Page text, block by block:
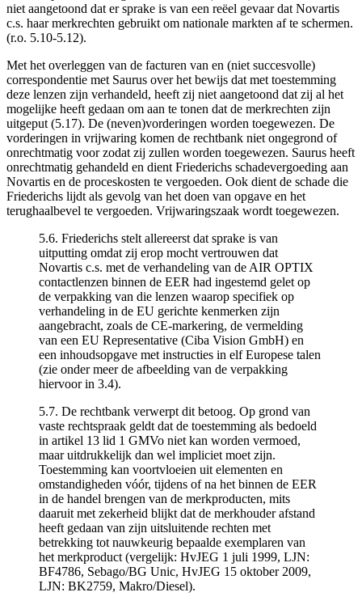
niet aangetoond dat er sprake is van een reëel gevaar dat Novartis
c.s. haar merkrechten gebruikt om nationale markten af te schermen.
(r.o. 5.10-5.12).
Met het overleggen van de facturen van en (niet succesvolle)
correspondentie met Saurus over het bewijs dat met toestemming
deze lenzen zijn verhandeld, heeft zij niet aangetoond dat zij al het
mogelijke heeft gedaan om aan te tonen dat de merkrechten zijn
uitgeput (5.17). De (neven)vorderingen worden toegewezen. De
vorderingen in vrijwaring komen de rechtbank niet ongegrond of
onrechtmatig voor zodat zij zullen worden toegewezen. Saurus heeft
onrechtmatig gehandeld en dient Friederichs schadevergoeding aan
Novartis en de proceskosten te vergoeden. Ook dient de schade die
Friederichs lijdt als gevolg van het doen van opgave en het
terughaalbevel te vergoeden. Vrijwaringszaak wordt toegewezen.
5.6. Friederichs stelt allereerst dat sprake is van
uitputting omdat zij erop mocht vertrouwen dat
Novartis c.s. met de verhandeling van de AIR OPTIX
contactlenzen binnen de EER had ingestemd gelet op
de verpakking van die lenzen waarop specifiek op
verhandeling in de EU gerichte kenmerken zijn
aangebracht, zoals de CE-markering, de vermelding
van een EU Representative (Ciba Vision GmbH) en
een inhoudsopgave met instructies in elf Europese talen
(zie onder meer de afbeelding van de verpakking
hiervoor in 3.4).
5.7. De rechtbank verwerpt dit betoog. Op grond van
vaste rechtspraak geldt dat de toestemming als bedoeld
in artikel 13 lid 1 GMVo niet kan worden vermoed,
maar uitdrukkelijk dan wel impliciet moet zijn.
Toestemming kan voortvloeien uit elementen en
omstandigheden vóór, tijdens of na het binnen de EER
in de handel brengen van de merkproducten, mits
daaruit met zekerheid blijkt dat de merkhouder afstand
heeft gedaan van zijn uitsluitende rechten met
betrekking tot nauwkeurig bepaalde exemplaren van
het merkproduct (vergelijk: HvJEG 1 juli 1999, LJN:
BF4786, Sebago/BG Unic, HvJEG 15 oktober 2009,
LJN: BK2759, Makro/Diesel).